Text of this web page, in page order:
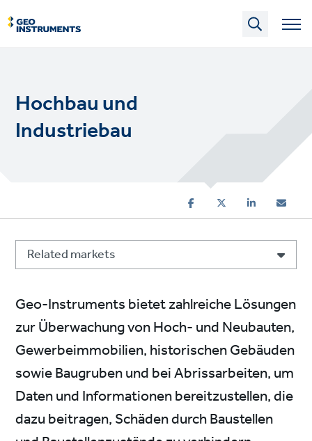
to
main
Hochbau und
Industriebau
Related markets
Geo-Instruments bietet zahlreiche Lösungen
zur Überwachung von Hoch- und Neubauten,
Gewerbeimmobilien, historischen Gebäuden
sowie Baugruben und bei Abrissarbeiten, um
Daten und Informationen bereitzustellen, die
dazu beitragen, Schäden durch Baustellen